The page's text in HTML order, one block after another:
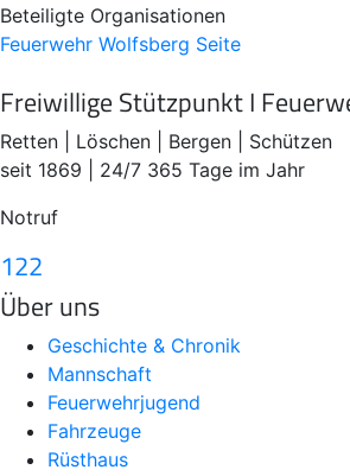
Beteiligte Organisationen
Feuerwehr Wolfsberg Seite
Freiwillige Stützpunkt I
Retten | Löschen | Bergen | Schützen
seit 1869 | 24/7 365 Tage im Jahr
Notruf
122
Über uns
Geschichte & Chronik
Mannschaft
Feuerwehrjugend
Fahrzeuge
Rüsthaus